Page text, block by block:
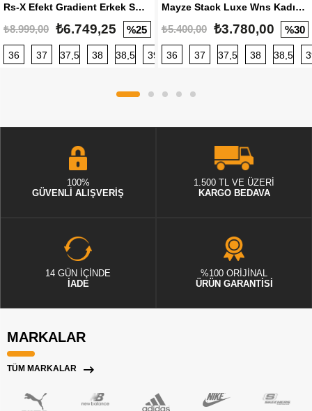
Rs-X Efekt Gradient Erkek Sneaker
₺8.999,00 ₺6.749,25 %25
36 37 37,5 38 38,5 39 40 40,5 41 42 42,5
Mayze Stack Luxe Wns Kadın Sneaker
₺5.400,00 ₺3.780,00 %30
36 37 37,5 38 38,5
100%
GÜVENLİ ALIŞVERİŞ
1.500 TL VE ÜZERİ
KARGO BEDAVA
14 GÜN İÇİNDE
İADE
%100 ORİJİNAL
ÜRÜN GARANTİSİ
MARKALAR
TÜM MARKALAR